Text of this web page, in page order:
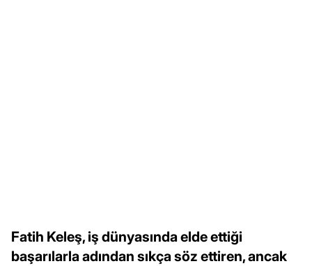
Fatih Keleş, iş dünyasında elde ettiği
başarılarla adından sıkça söz ettiren, ancak